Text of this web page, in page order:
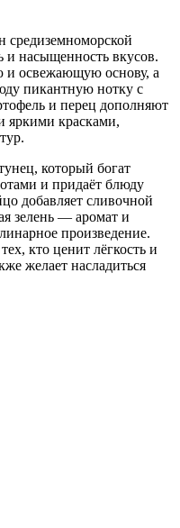
и насыщенность вкусов.
и освежающую основу, а
пикантную нотку с
и перец дополняют
яркими красками,
который богат
и придаёт блюду
добавляет сливочной
зелень — аромат и
произведение.
кто ценит лёгкость и
желает насладиться